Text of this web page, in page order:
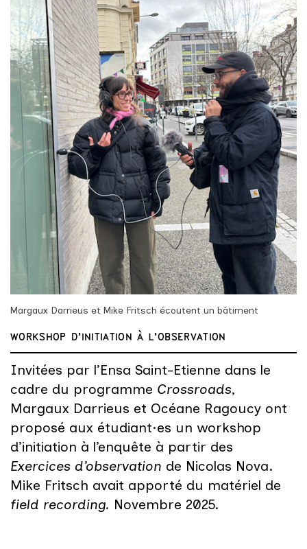
Margaux Darrieus et Mike Fritsch écoutent un bâtiment
WORKSHOP D'INITIATION À L'OBSERVATION
Invitées par l’Ensa Saint-Etienne dans le
cadre du programme Crossroads,
Margaux Darrieus et Océane Ragoucy ont
proposé aux étudiant·es un workshop
d’initiation à l’enquête à partir des
Exercices d’observation de Nicolas Nova.
Mike Fritsch avait apporté du matériel de
field recording. Novembre 2025.